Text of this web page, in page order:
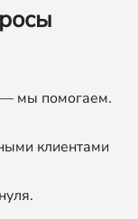
— мы помогаем.
клиентами